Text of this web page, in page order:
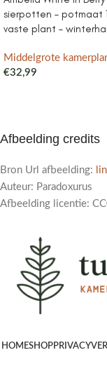
sierpotten – potmaat
vaste plant –
Middelgrote
€32,99
Afbeelding credits
Bron Url afbeelding:
Auteur: Paradoxurus
Afbeelding licentie:
HOMESHOP